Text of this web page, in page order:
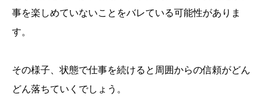
事を楽しめていないことをバレている可能性がありま
す。
その様子、状態で仕事を続けると周囲からの信頼がどん
どん落ちていくでしょう。